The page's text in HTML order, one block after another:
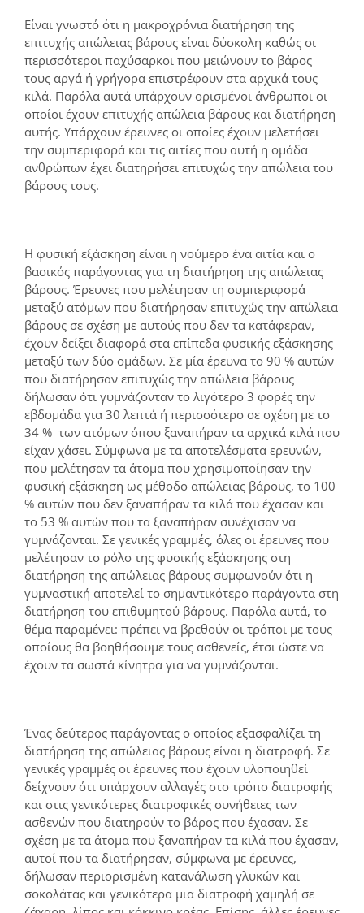
Είναι γνωστό ότι η μακροχρόνια διατήρηση της
επιτυχής απώλειας βάρους είναι δύσκολη καθώς οι
περισσότεροι παχύσαρκοι που μειώνουν το βάρος
τους αργά ή γρήγορα επιστρέφουν στα αρχικά τους
κιλά. Παρόλα αυτά υπάρχουν ορισμένοι άνθρωποι οι
οποίοι έχουν επιτυχής απώλεια βάρους και διατήρηση
αυτής. Υπάρχουν έρευνες οι οποίες έχουν μελετήσει
την συμπεριφορά και τις αιτίες που αυτή η ομάδα
ανθρώπων έχει διατηρήσει επιτυχώς την απώλεια του
βάρους τους.
Η φυσική εξάσκηση είναι η νούμερο ένα αιτία και ο
βασικός παράγοντας για τη διατήρηση της απώλειας
βάρους. Έρευνες που μελέτησαν τη συμπεριφορά
μεταξύ ατόμων που διατήρησαν επιτυχώς την απώλεια
βάρους σε σχέση με αυτούς που δεν τα κατάφεραν,
έχουν δείξει διαφορά στα επίπεδα φυσικής εξάσκησης
μεταξύ των δύο ομάδων. Σε μία έρευνα το 90 % αυτών
που διατήρησαν επιτυχώς την απώλεια βάρους
δήλωσαν ότι γυμνάζονταν το λιγότερο 3 φορές την
εβδομάδα για 30 λεπτά ή περισσότερο σε σχέση με το
34 % των ατόμων όπου ξαναπήραν τα αρχικά κιλά που
είχαν χάσει. Σύμφωνα με τα αποτελέσματα ερευνών,
που μελέτησαν τα άτομα που χρησιμοποίησαν την
φυσική εξάσκηση ως μέθοδο απώλειας βάρους, το 100
% αυτών που δεν ξαναπήραν τα κιλά που έχασαν και
το 53 % αυτών που τα ξαναπήραν συνέχισαν να
γυμνάζονται. Σε γενικές γραμμές, όλες οι έρευνες που
μελέτησαν το ρόλο της φυσικής εξάσκησης στη
διατήρηση της απώλειας βάρους συμφωνούν ότι η
γυμναστική αποτελεί το σημαντικότερο παράγοντα στη
διατήρηση του επιθυμητού βάρους. Παρόλα αυτά, το
θέμα παραμένει: πρέπει να βρεθούν οι τρόποι με τους
οποίους θα βοηθήσουμε τους ασθενείς, έτσι ώστε να
έχουν τα σωστά κίνητρα για να γυμνάζονται.
Ένας δεύτερος παράγοντας ο οποίος εξασφαλίζει τη
διατήρηση της απώλειας βάρους είναι η διατροφή. Σε
γενικές γραμμές οι έρευνες που έχουν υλοποιηθεί
δείχνουν ότι υπάρχουν αλλαγές στο τρόπο διατροφής
και στις γενικότερες διατροφικές συνήθειες των
ασθενών που διατηρούν το βάρος που έχασαν. Σε
σχέση με τα άτομα που ξαναπήραν τα κιλά που έχασαν,
αυτοί που τα διατήρησαν, σύμφωνα με έρευνες,
δήλωσαν περιορισμένη κατανάλωση γλυκών και
σοκολάτας και γενικότερα μια διατροφή χαμηλή σε